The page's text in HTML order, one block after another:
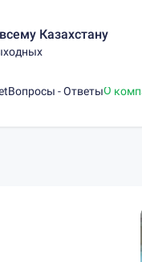
Казахстану
Вопросы - ОтветыО